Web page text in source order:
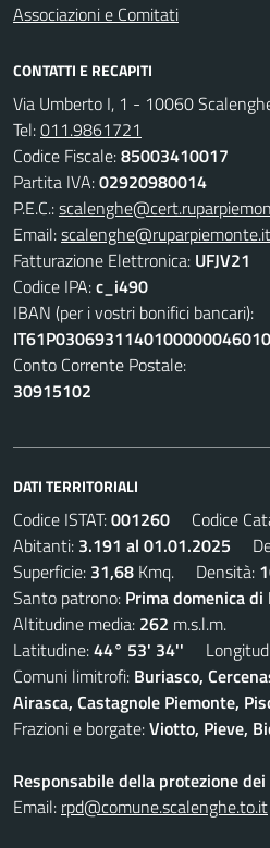
Associazioni e Comitati
CONTATTI E RECAPITI
Via Umberto I, 1 - 10060
Tel:011.9861721
Codice Fiscale:85003410017
Partita IVA:02920980014
P.E.C.:
Email:scalenghe@ruparpiemonte.it
Fatturazione Elettronica: UFJV21
Codice IPA:c_i490
IBAN (per i vostri bonifici bancari):
IT61P0306931140100000046010
Conto Corrente Postale:
30915102
DATI TERRITORIALI
Codice ISTAT:001260 Codice
Abitanti: 3.191 al 01.01.2025
Superficie: 31,68 Kmq. Densità:
Santo patrono: Prima domenica di
Altitudine media: 262 m.s.l.m.
Latitudine:44° 53' 34''
Comuni limitrofi: Buriasco,
Airasca, Castagnole Piemonte,
Frazioni e borgate:Viotto, Pieve,
Responsabile della protezione dei
Email: rpd@comune.scalenghe.to.it